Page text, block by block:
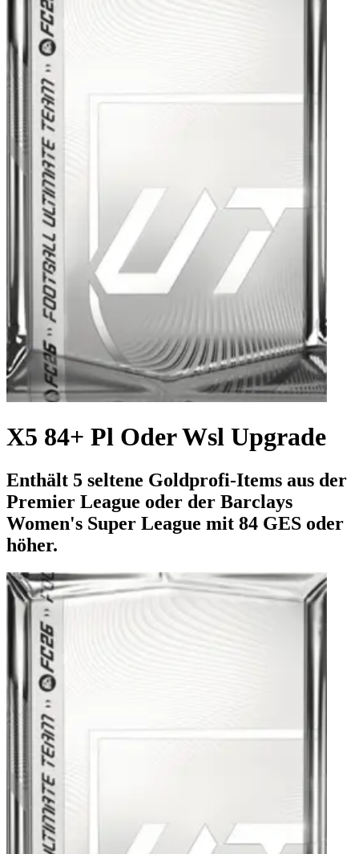
X5 84+ Pl Oder Wsl Upgrade
Enthält 5 seltene Goldprofi-Items aus der
Premier League oder der Barclays
Women's Super League mit 84 GES oder
höher.